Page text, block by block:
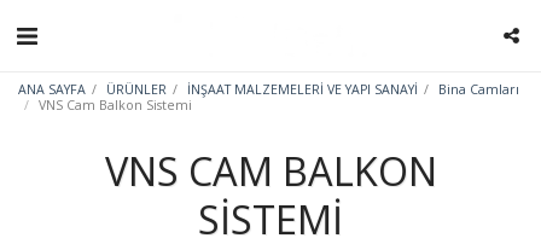
ANA SAYFA ÜRÜNLER İNŞAAT MALZEMELERİ VE YAPI SANAYİ
Bina Camları
VNS Cam Balkon Sistemi
VNS CAM BALKON
SISTEMI